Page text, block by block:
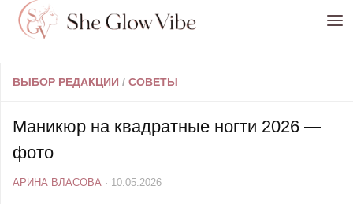
Перейти к содержимому
ВЫБОР РЕДАКЦИИ / СОВЕТЫ
Маникюр на квадратные ногти 2026 —
фото
АРИНА ВЛАСОВА · 10.05.2026